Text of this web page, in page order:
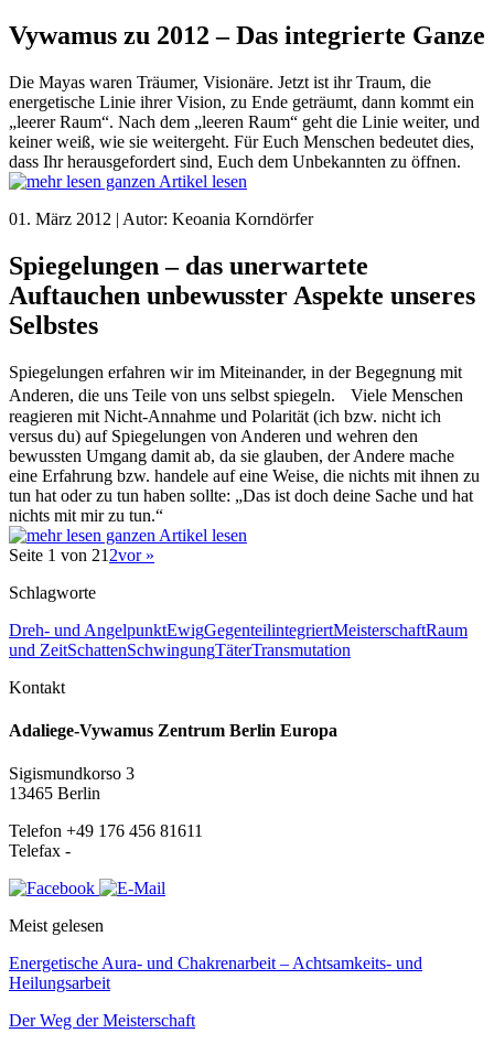
Vywamus zu 2012 – Das integrierte Ganze
Die Mayas waren Träumer, Visionäre. Jetzt ist ihr Traum, die
energetische Linie ihrer Vision, zu Ende geträumt, dann kommt ein
„leerer Raum“. Nach dem „leeren Raum“ geht die Linie weiter, und
keiner weiß, wie sie weitergeht. Für Euch Menschen bedeutet dies,
dass Ihr herausgefordert sind, Euch dem Unbekannten zu öffnen.
ganzen Artikel lesen
01. März 2012 | Autor: Keoania Korndörfer
Spiegelungen – das unerwartete
Auftauchen unbewusster Aspekte unseres
Selbstes
Spiegelungen erfahren wir im Miteinander, in der Begegnung mit
Anderen, die uns Teile von uns selbst spiegeln. Viele Menschen
reagieren mit Nicht-Annahme und Polarität (ich bzw. nicht ich
versus du) auf Spiegelungen von Anderen und wehren den
bewussten Umgang damit ab, da sie glauben, der Andere mache
eine Erfahrung bzw. handele auf eine Weise, die nichts mit ihnen zu
tun hat oder zu tun haben sollte: „Das ist doch deine Sache und hat
nichts mit mir zu tun.“
ganzen Artikel lesen
Seite 1 von 21 2vor »
Schlagworte
Dreh- und AngelpunktEwigGegenteilintegriertMeisterschaftRaum
und ZeitSchattenSchwingungTäterTransmutation
Kontakt
Adaliege-Vywamus Zentrum Berlin Europa
Sigismundkorso 3
13465 Berlin
Telefon +49 176 456 81611
Telefax -
Meist gelesen
Energetische Aura- und Chakrenarbeit – Achtsamkeits- und
Heilungsarbeit
Der Weg der Meisterschaft